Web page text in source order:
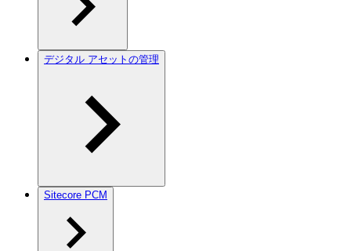
デジタル アセットの管理
Sitecore PCM